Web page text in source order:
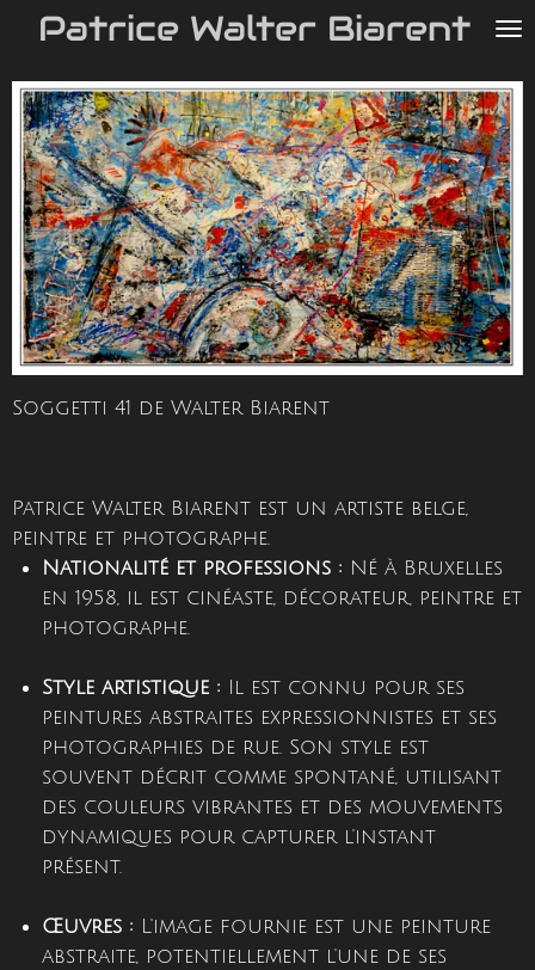
Passer
contenu
principal
Patrice Walter Biarent
Soggetti 41 de Walter Biarent
Patrice Walter Biarent est un artiste belge,
peintre et photographe.
Nationalité et professions : Né à Bruxelles
en 1958, il est cinéaste, décorateur, peintre et
photographe.
Style artistique : Il est connu pour ses
peintures abstraites expressionnistes et ses
photographies de rue. Son style est
souvent décrit comme spontané, utilisant
des couleurs vibrantes et des mouvements
dynamiques pour capturer l'instant
présent.
Œuvres : L'image fournie est une peinture
abstraite, potentiellement l'une de ses